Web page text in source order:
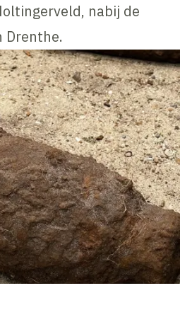
nabij de
Drenthe.